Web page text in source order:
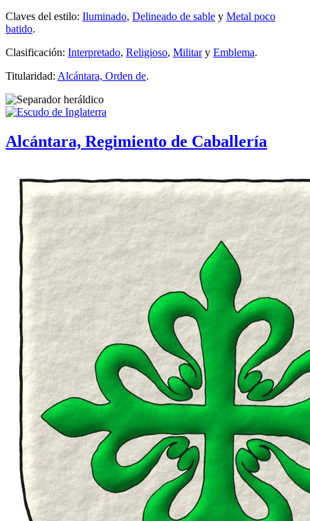
Claves del estilo: Iluminado, Delineado de sable y Metal poco
batido.
Clasificación: Interpretado, Religioso, Military Emblema.
Titularidad: Alcántara, Orden de.
Alcántara, Regimiento de Caballería